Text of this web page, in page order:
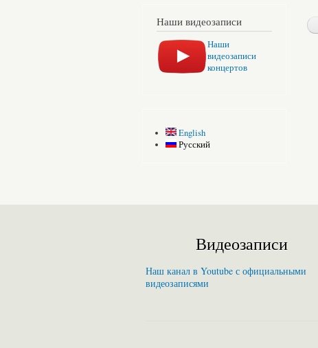
Наши видеозаписи
Наши
видеозаписи
концертов
English
Русский
Видеозаписи
Наш канал в Youtube с официальными
видеозаписями